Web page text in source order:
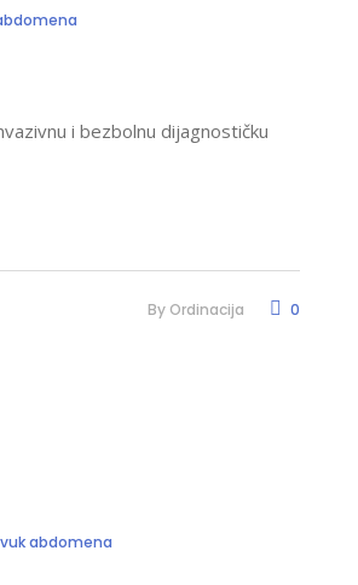
i bezbolnu dijagnostičku
By Ordinacija 0
abdomena